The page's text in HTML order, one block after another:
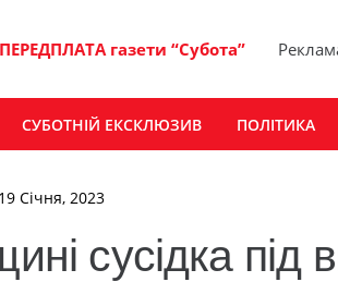
ПЕРЕДПЛАТА газети “Субота”
СУБОТНІЙ ЕКСКЛЮЗИВ ПОЛІТИКА
Січня, 2023
сусідка під